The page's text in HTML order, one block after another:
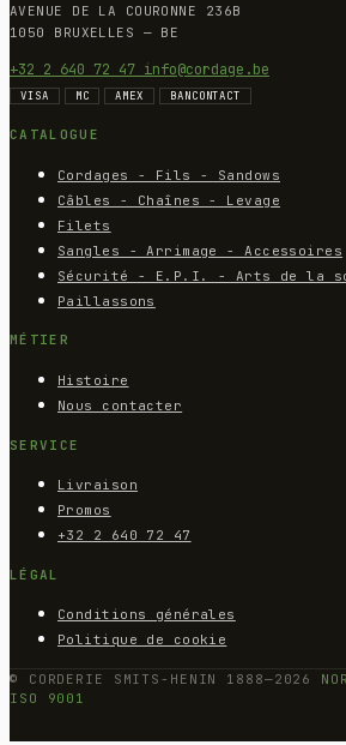
AVENUE DE LA COURONNE 236B
1050 BRUXELLES — BE
+32 2 640 72 47 info@cordage.be
VISA MC AMEX BANCONTACT
CATALOGUE
Cordages - Fils - Sandows
Câbles - Chaînes - Levage
Filets
Sangles - Arrimage - Accessoires
Sécurité - E.P.I. - Arts de la
Paillassons
MÉTIER
Histoire
Nous contacter
SERVICE
Livraison
Promos
+32 2 640 72 47
LÉGAL
Conditions générales
Politique de cookie
© CORDERIE SMITS-HENIN 1888—2026
ISO 9001